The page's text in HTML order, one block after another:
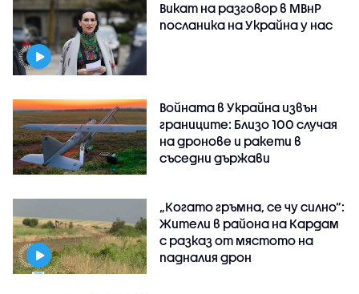
Викат на разговор в МВнР
посланика на Украйна у нас
Войната в Украйна извън
границите: Близо 100 случая
на дронове и ракети в
съседни държави
„Когато гръмна, се чу силно“:
Жители в района на Кардам
с разказ от мястото на
падналия дрон